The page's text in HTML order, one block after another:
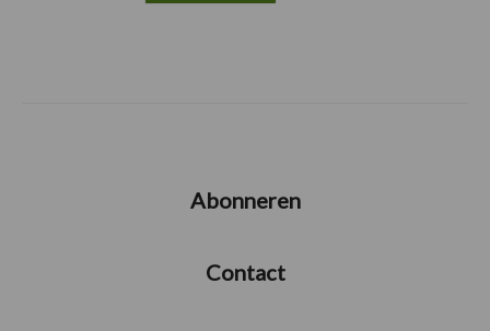
Abonneren
Contact